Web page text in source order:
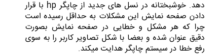
دهد. خوشبختانه در نسل های جدید از چاپگر hp با قرار
دادن صفحه نمایش این مشکلات به حداقل رسیده است
چرا که هر مشکل و خطایی در صفحه نمایش بصورت
دقیق عنوان شده و بعضا با شکل تصاویر کاربر را به سوی
رفع خطا در سیستم چاپگر هدایت میکند.